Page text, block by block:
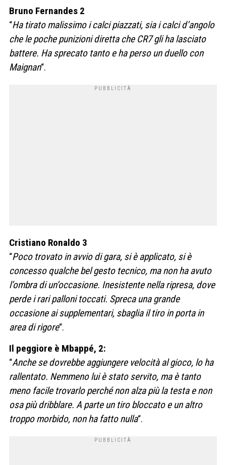
Bruno Fernandes 2
“Ha tirato malissimo i calci piazzati, sia i calci d’angolo
che le poche punizioni diretta che CR7 gli ha lasciato
battere. Ha sprecato tanto e ha perso un duello con
Maignan“.
Cristiano Ronaldo 3
“Poco trovato in avvio di gara, si è applicato, si è
concesso qualche bel gesto tecnico, ma non ha avuto
l’ombra di un’occasione. Inesistente nella ripresa, dove
perde i rari palloni toccati. Spreca una grande
occasione ai supplementari, sbaglia il tiro in porta in
area di rigore“.
Il peggiore è Mbappé, 2:
“Anche se dovrebbe aggiungere velocità al gioco, lo ha
rallentato. Nemmeno lui è stato servito, ma è tanto
meno facile trovarlo perché non alza più la testa e non
osa più dribblare. A parte un tiro bloccato e un altro
troppo morbido, non ha fatto nulla“.